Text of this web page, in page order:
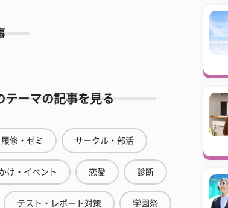
テーマの記事を見る
修・ゼミ サークル・部活
け・イベント 恋愛 診断
テスト・レポート対策 学園祭